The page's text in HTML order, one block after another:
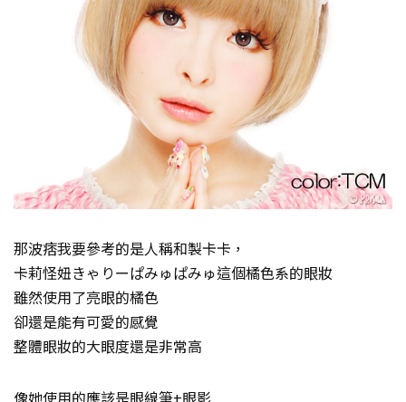
那波痞我要參考的是人稱和製卡卡，
卡莉怪妞きゃりーぱみゅぱみゅ這個橘色系的眼妝
雖然使用了亮眼的橘色
卻還是能有可愛的感覺
整體眼妝的大眼度還是非常高